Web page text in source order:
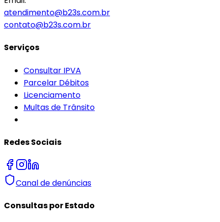
atendimento@b23s.com.br
contato@b23s.com.br
Serviços
Consultar IPVA
Parcelar Débitos
Licenciamento
Multas de Trânsito
Redes Sociais
Canal de denúncias
Consultas por Estado